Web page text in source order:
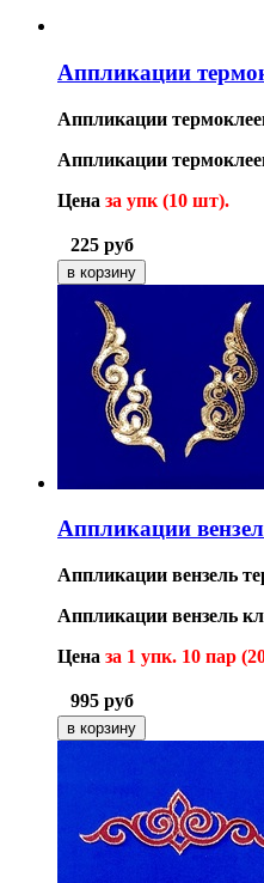
Аппликации
Аппликации
Аппликации
Цена за упк (10 шт).
225 руб
Аппликации
Аппликации вензель
Аппликации вензель
Цена за 1 упк. 10 пар
995 руб